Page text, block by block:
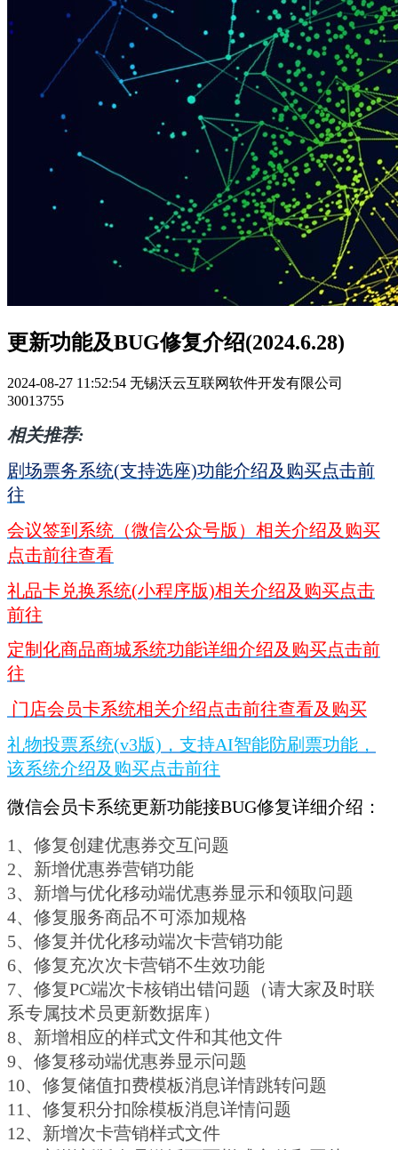
更新功能及BUG修复介绍(2024.6.28)
2024-08-27 11:52:54 无锡沃云互联网软件开发有限公司
30013755
相关推荐:
剧场票务系统(支持选座)功能介绍及购买点击前
往
会议签到系统（微信公众号版）相关介绍及购买
点击前往查看
礼品卡兑换系统(小程序版)相关介绍及购买点击
前往
定制化商品商城系统功能详细介绍及购买点击前
往
门店会员卡系统相关介绍点击前往查看及购买
礼物投票系统(v3版)，支持AI智能防刷票功能，
该系统介绍及购买点击前往
微信会员卡系统更新功能接BUG修复详细介绍：
1、修复创建优惠券交互问题
2、新增优惠券营销功能
3、新增与优化移动端优惠券显示和领取问题
4、修复服务商品不可添加规格
5、修复并优化移动端次卡营销功能
6、修复充次次卡营销不生效功能
7、修复PC端次卡核销出错问题（请大家及时联
系专属技术员更新数据库）
8、新增相应的样式文件和其他文件
9、修复移动端优惠券显示问题
10、修复储值扣费模板消息详情跳转问题
11、修复积分扣除模板消息详情问题
12、新增次卡营销样式文件